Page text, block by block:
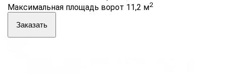
Максимальная площадь ворот 11,2 м2
Заказать